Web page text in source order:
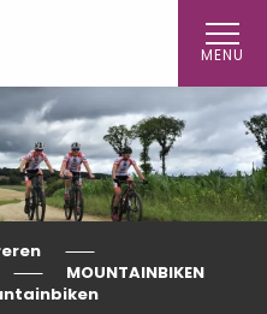
MENU
MOUNTAINBIKEN